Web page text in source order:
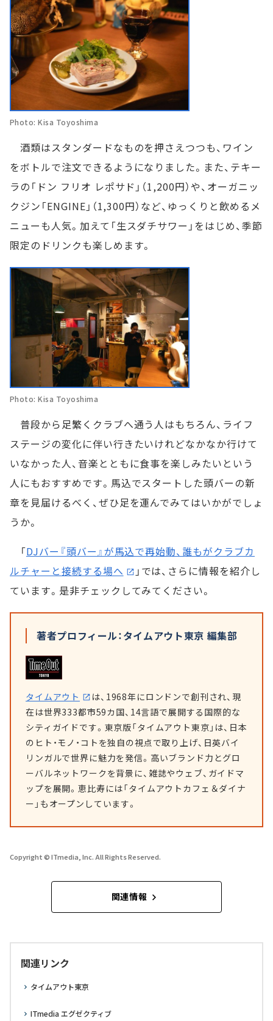
Photo: Kisa Toyoshima
酒類はスタンダードなものを押さえつつも、ワイン
をボトルで注文できるようになりました。また、テキー
ラの「ドン フリオ レポサド」（1,200円）や、オーガニッ
クジン「ENGINE」（1,300円）など、ゆっくりと飲めるメ
ニューも人気。加えて「生スダチサワー」をはじめ、季節
限定のドリンクも楽しめます。
Photo: Kisa Toyoshima
普段から足繁くクラブへ通う人はもちろん、ライフ
ステージの変化に伴い行きたいけれどなかなか行けて
いなかった人、音楽とともに食事を楽しみたいという
人にもおすすめです。馬込でスタートした頭バーの新
章を見届けるべく、ぜひ足を運んでみてはいかがでしょ
うか。
「DJバー『頭バー』が馬込で再始動、誰もがクラブカ
ルチャーと接続する場へ
」では、さらに情報を紹介し
ています。是非チェックしてみてください。
著者プロフィール：タイムアウト東京 編集部
タイムアウト
は、1968年にロンドンで創刊され、現
在は世界333都市59カ国、14言語で展開する国際的な
シティガイドです。東京版「タイムアウト東京」は、日本
のヒト・モノ・コトを独自の視点で取り上げ、日英バイ
リンガルで世界に魅力を発信。高いブランド力とグロ
ーバルネットワークを背景に、雑誌やウェブ、ガイドマ
ップを展開。恵比寿には「タイムアウトカフェ＆ダイナ
ー」もオープンしています。
Copyright © ITmedia, Inc. All Rights Reserved.
関連情報
関連リンク
タイムアウト東京
ITmedia エグゼクティブ